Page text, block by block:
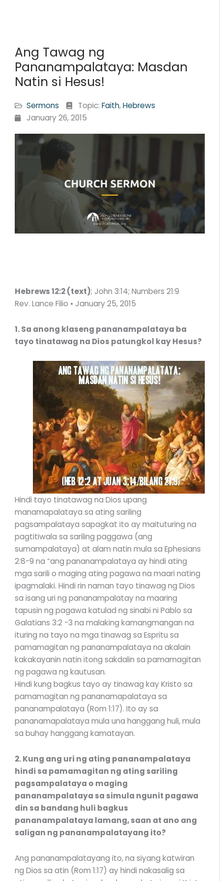
Ang Tawag ng
Pananampalataya: Masdan
Natin si Hesus!
Sermons Topic: Faith,Hebrews
January 26, 2015
Hebrews 12:2 (text); John 3:14; Numbers 21:9
Rev. Lance Filio • January 25, 2015
1. Sa anong klaseng pananampalataya ba
tayo tinatawag na Dios patungkol kay Hesus?
Hindi tayo tinatawag na Dios upang
manamapalataya sa ating sariling
pagsampalataya sapagkat ito ay maituturing na
pagtitiwala sa sariling paggawa (ang
sumampalataya) at alam natin mula sa Ephesians
2:8-9 na “ang pananampalataya ay hindi ating
mga sarili o maging ating pagawa na maari nating
ipagmalaki. Hindi rin naman tayo tinawag ng Dios
sa isang uri ng pananampalatay na maaring
tapusin ng pagawa katulad ng sinabi ni Pablo sa
Galatians 3:2 -3 na malaking kamangmangan na
ituring na tayo na mga tinawag sa Espritu sa
pamamagitan ng pananampalataya na akalain
kakakayanin natin itong sakdalin sa pamamagitan
ng pagawa ng kautusan.
Hindi kung bagkus tayo ay tinawag kay Kristo sa
pamamagitan ng pananamapalataya sa
pananampalataya (Rom 1:17). Ito ay sa
pananamapalataya mula una hanggang huli, mula
sa buhay hanggang kamatayan.
2. Kung ang uri ng ating pananampalataya
hindi sa pamamagitan ng ating sariling
pagsampalataya o maging
pananampalataya sa simula ngunit pagawa
din sa bandang huli bagkus
pananampalataya lamang, saan at ano ang
saligan ng pananampalatayang ito?
Ang pananampalatayang ito, na siyang katwiran
ng Dios sa atin (Rom 1:17) ay hindi nakasalig sa